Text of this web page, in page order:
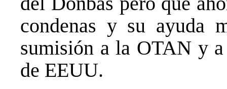
condenas y su ayuda
sumisión a la OTAN y
de EEUU.